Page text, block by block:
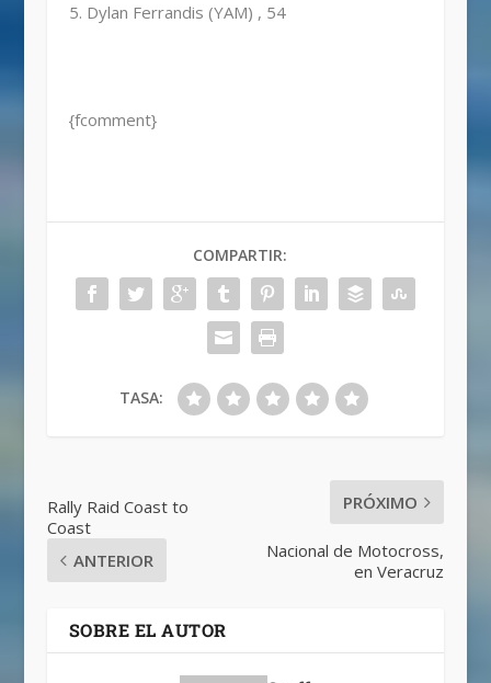
5. Dylan Ferrandis (YAM) , 54
{fcomment}
COMPARTIR:
TASA:
Rally Raid Coast to
Coast
ANTERIOR
PRÓXIMO
Nacional de Motocross,
en Veracruz
SOBRE EL AUTOR